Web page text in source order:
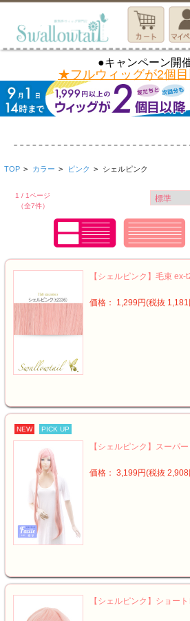
●キャンペーン開
★フルウィッグが2個
TOP > カラー > ピンク > シェルピンク
1 / 1ページ
（全7件）
【シェルピンク】毛束 ex-
価格： 1,299円(税抜
NEW PICK UP
【シェルピンク】スーパ
価格： 3,199円(税抜
【シェルピンク】ショー